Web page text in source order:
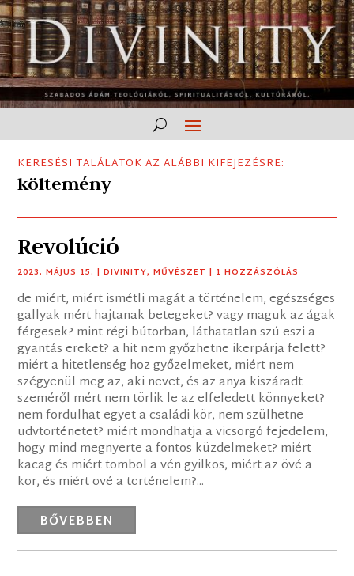
KERESÉSI TALÁLATOK AZ ALÁBBI KIFEJEZÉSRE:
költemény
Revolúció
2023. MÁJUS 15. |DIVINITY,MŰVÉSZET | 1 HOZZÁSZÓLÁS
de miért, miért ismétli magát a történelem, egészséges
gallyak mért hajtanak betegeket? vagy maguk az ágak
férgesek? mint régi bútorban, láthatatlan szú eszi a
gyantás ereket? a hit nem győzhetne ikerpárja felett?
miért a hitetlenség hoz győzelmeket, miért nem
szégyenül meg az, aki nevet, és az anya kiszáradt
szeméről mért nem törlik le az elfeledett könnyeket?
nem fordulhat egyet a családi kör, nem szülhetne
üdvtörténetet? miért mondhatja a vicsorgó fejedelem,
hogy mind megnyerte a fontos küzdelmeket? miért
kacag és miért tombol a vén gyilkos, miért az övé a
kör, és miért övé a történelem?...
BŐVEBBEN